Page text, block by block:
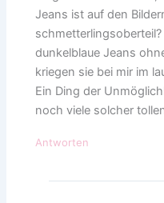
Jeans ist auf den
dunkelblaue Jeans
kriegen sie bei mir im
Ein Ding der
noch viele solcher
Antworten